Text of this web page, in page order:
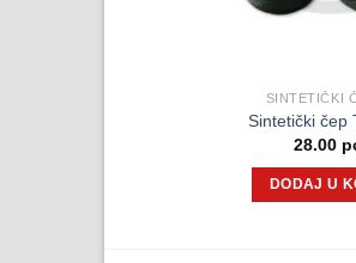
SINTETIČKI
Sintetički čep
28.00
DODAJ U